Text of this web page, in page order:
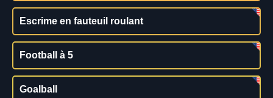
Escrime en fauteuil roulant
Football à 5
Goalball